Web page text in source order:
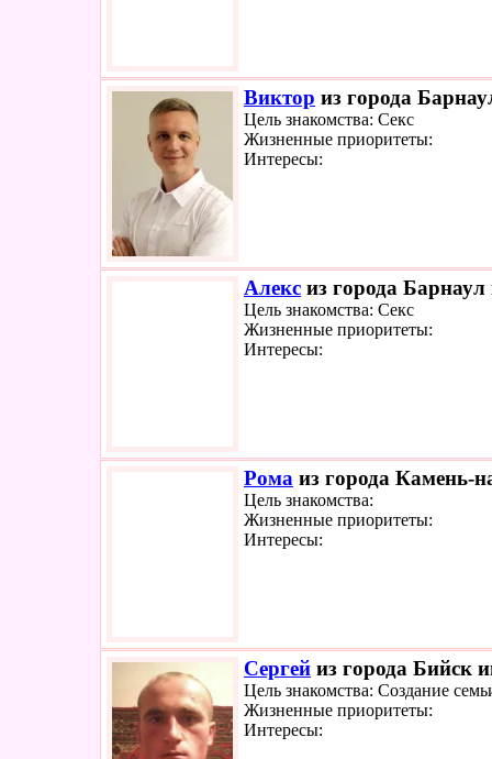
Виктор из города
Цель знакомства: Секс
Жизненные приоритеты:
Интересы:
Алекс из города
Цель знакомства: Секс
Жизненные приоритеты:
Интересы:
Рома из города Камень-
Цель знакомства:
Жизненные приоритеты:
Интересы:
Сергей из города Бийск
Цель знакомства: Создание
Жизненные приоритеты:
Интересы: